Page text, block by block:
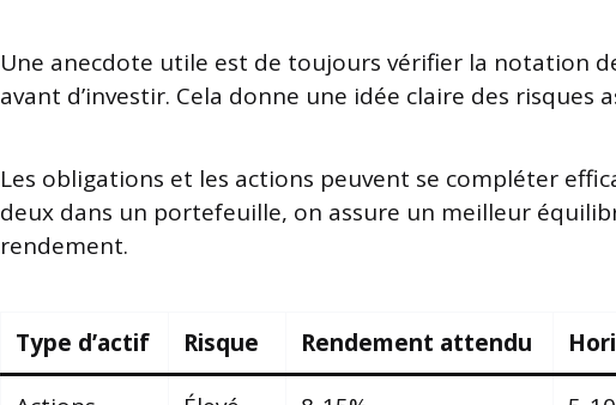
Une anecdote utile est de toujours vérifier la notation
avant d’investir. Cela donne une idée claire des risques
Les obligations et les actions peuvent se compléter
deux dans un portefeuille, on assure un meilleur
rendement.
Type d’actif Risque Rendement attendu